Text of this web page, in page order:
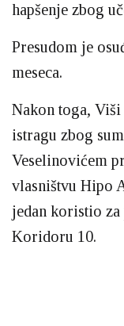
hapšenje zbog
Presudom je
meseca.
Nakon toga,
istragu zbog
Veselinovićem
vlasništvu Hipo
jedan koristio
Koridoru 10.